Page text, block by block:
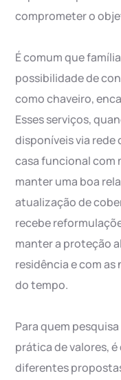
comprometer o
É comum que
possibilidade de
como chaveiro,
Esses serviços,
disponíveis via rede
casa funcional com
manter uma boa
atualização de
recebe
manter a proteção
residência e com
do tempo.
Para quem
prática de valores,
diferentes